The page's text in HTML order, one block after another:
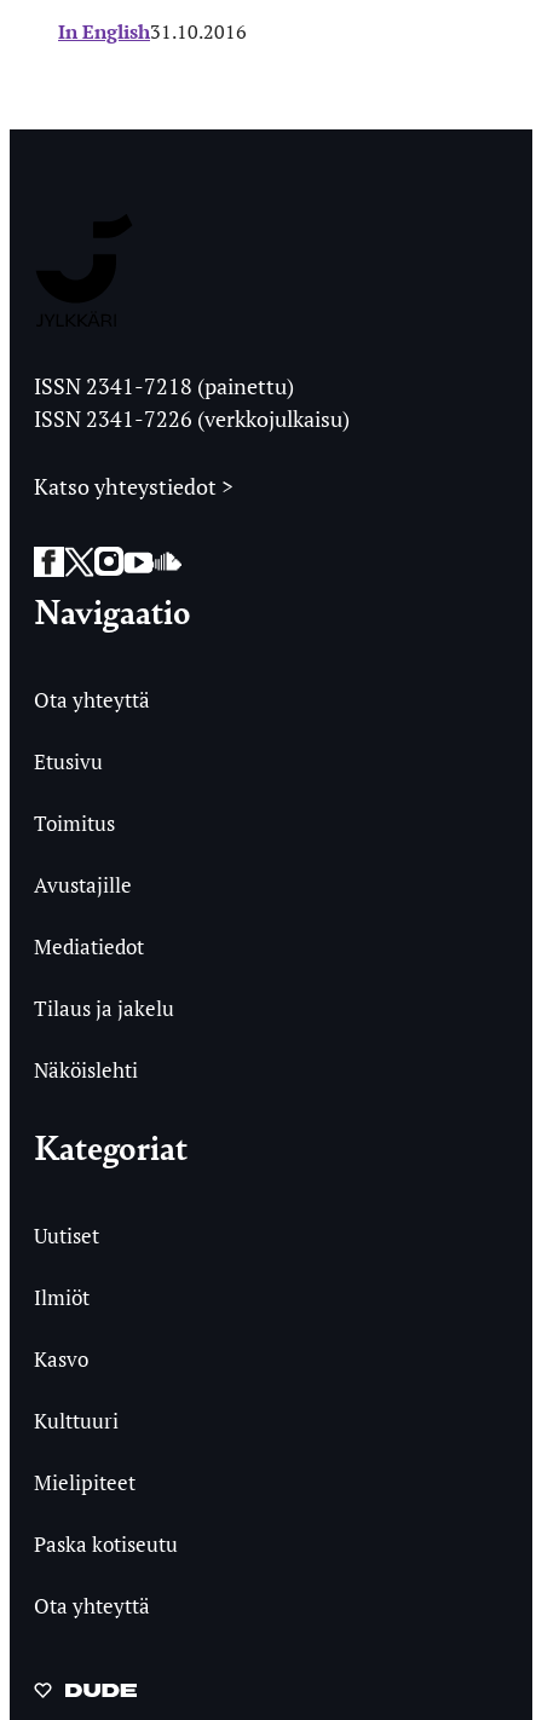
In English31.10.2016
Ylioppilaslehti
ISSN 2341-7218 (painettu)
ISSN 2341-7226 (verkkojulkaisu)
Katso yhteystiedot >
Facebook
Twitter
Instagram
YouTube
SoundCloud
Navigaatio
Ota yhteyttä
Etusivu
Toimitus
Avustajille
Mediatiedot
Tilaus ja jakelu
Näköislehti
Kategoriat
Uutiset
Ilmiöt
Kasvo
Kulttuuri
Mielipiteet
Paska kotiseutu
Ota yhteyttä